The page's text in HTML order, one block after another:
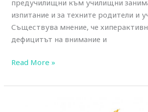
предучилищни към училищни
изпитание и за техните родители и
Съществува мнение, че
дефицитът на внимание и
Read More »